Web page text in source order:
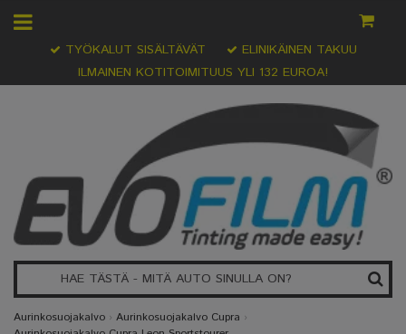
ILMAINEN KOTITOIMITUUS YLI 132 EUROA!
TYÖKALUT SISÄLTÄVÄT ELINIKÄINEN TAKUU
Aurinkosuojakalvo › Aurinkosuojakalvo Cupra ›